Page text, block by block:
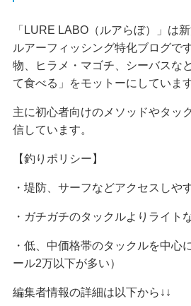
「LURE LABO（ルアらぼ）」は
ルアーフィッシング特化ブログで
物、ヒラメ・マゴチ、シーバスな
て食べる」をモットーにしています
主に初心者向けのメソッドやタッ
信しています。
【釣りポリシー】
・堤防、サーフなどアクセスしや
・ガチガチのタックルよりライト
・低、中価格帯のタックルを中心
ール2万以下が多い）
編集者情報の詳細は以下から↓↓